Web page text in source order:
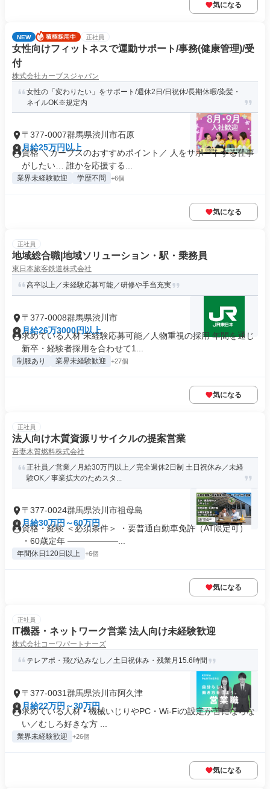
気になる
NEW 正社員
女性向けフィットネスで運動サポート/事務(健康管理)/受
付
株式会社カーブスジャパン
女性の「変わりたい」をサポート/週休2日/日祝休/長期休暇/染髪・
ネイルOK※規定内
〒377-0007群馬県渋川市石原
月給25万円以上
資格 ＼カーブスのおすすめポイント／ 人をサポートする仕事
がしたい… 誰かを応援する...
業界未経験歓迎 学歴不問 +6個
気になる
正社員
地域総合職|地域ソリューション・駅・乗務員
東日本旅客鉄道株式会社
高卒以上／未経験応募可能／研修や手当充実
〒377-0008群馬県渋川市
月給26万3000円以上
求めている人材 未経験応募可能／人物重視の採用 年間を通じ
新卒・経験者採用を合わせて1...
制服あり 業界未経験歓迎 +27個
気になる
正社員
法人向け木質資源リサイクルの提案営業
吾妻木質燃料株式会社
正社員／営業／月給30万円以上／完全週休2日制 土日祝休み／未経
験OK／事業拡大のためスタ...
〒377-0024群馬県渋川市祖母島
月給30万円～60万円
資格・経験 ＜必須条件＞ ・要普通自動車免許（AT限定可）
・60歳定年 ――――――...
年間休日120日以上 +6個
気になる
正社員
IT機器・ネットワーク営業 法人向け未経験歓迎
株式会社コーワパートナーズ
テレアポ・飛び込みなし／土日祝休み・残業月15.6時間
〒377-0031群馬県渋川市阿久津
月給22万円～30万円
求めている人材 • 機械いじりやPC・Wi-Fiの設定が苦にならな
い／むしろ好きな方 ...
業界未経験歓迎 +26個
気になる